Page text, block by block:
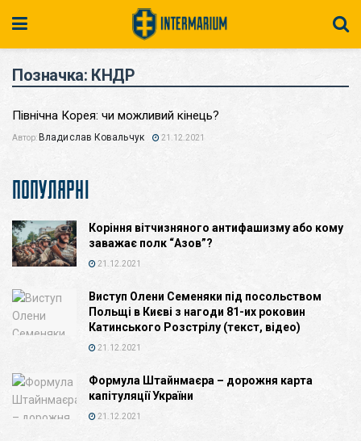
Позначка: КНДР
Північна Корея: чи можливий кінець?
Автор: Владислав Ковальчук 21.12.2021
ПОПУЛЯРНІ
Коріння вітчизняного антифашизму або кому
заважає полк “Азов”?
21.12.2021
Виступ Олени Семеняки під посольством
Польщі в Києві з нагоди 81-их роковин
Катинського Розстрілу (текст, відео)
21.12.2021
Формула Штайнмаєра – дорожня карта
капітуляції України
21.12.2021